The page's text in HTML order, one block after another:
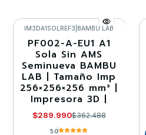
-20%
Agotado
IM3DA1SOLREF3 BAMBU LAB
PF002-A-EU1 A1
Sola Sin AMS
Seminueva BAMBU
LAB | Tamaño Imp
256×256×256 mm³ |
Impresora 3D |
$289.990$362.488
5.0